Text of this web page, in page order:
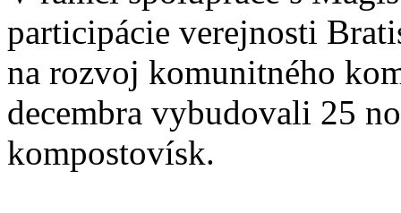
participácie verejnosti
na rozvoj komunitného
decembra vybudovali 25
kompostovísk.